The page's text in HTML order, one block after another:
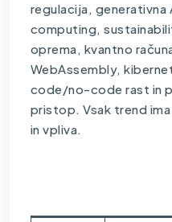
regulacija,
computing,
oprema, kvantno
WebAssembly,
code/no-code rast in
pristop. Vsak trend
in vpliva.